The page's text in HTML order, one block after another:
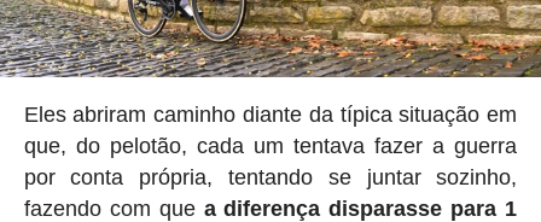
Eles abriram caminho diante da típica situação em
que, do pelotão, cada um tentava fazer a guerra
por conta própria, tentando se juntar sozinho,
fazendo com que a diferença disparasse para 1